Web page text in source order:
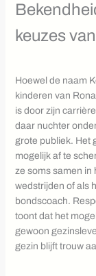
keuzes
Hoewel de naam
kinderen van
is door zijn
daar nuchter
grote publiek. Het
mogelijk af te
ze soms samen in
wedstrijden of als
bondscoach.
toont dat het
gewoon
gezin blijft trouw